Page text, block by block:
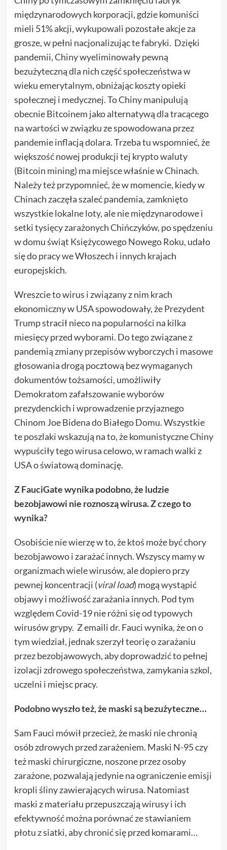
międzynarodowych korporacji, gdzie komuniści
mieli 51% akcji, wykupowali pozostałe akcje za
grosze, w pełni nacjonalizując te fabryki. Dzięki
pandemii, Chiny wyeliminowały pewną
bezużyteczną dla nich część społeczeństwa w
wieku emerytalnym, obniżając koszty opieki
społecznej i medycznej. To Chiny manipulują
obecnie Bitcoinem jako alternatywą dla tracącego
na wartości w związku ze spowodowana przez
pandemie inflacją dolara. Trzeba tu wspomnieć, że
większość nowej produkcji tej krypto waluty
(Bitcoin mining) ma miejsce właśnie w Chinach.
Należy też przypomnieć, że w momencie, kiedy w
Chinach zaczęła szaleć pandemia, zamknięto
wszystkie lokalne loty, ale nie międzynarodowe i
setki tysięcy zarażonych Chińczyków, po spędzeniu
w domu świąt Księżycowego Nowego Roku, udało
się do pracy we Włoszech i innych krajach
europejskich.
Wreszcie to wirus i związany z nim krach
ekonomiczny w USA spowodowały, że Prezydent
Trump stracił nieco na popularności na kilka
miesięcy przed wyborami. Do tego związane z
pandemią zmiany przepisów wyborczych i masowe
głosowania drogą pocztową bez wymaganych
dokumentów tożsamości, umożliwiły
Demokratom zafałszowanie wyborów
prezydenckich i wprowadzenie przyjaznego
Chinom Joe Bidena do Białego Domu. Wszystkie
te poszlaki wskazują na to, że komunistyczne Chiny
wypuściły tego wirusa celowo, w ramach walki z
USA o światową dominację.
Z FauciGate wynika podobno, że ludzie
bezobjawowi nie roznoszą wirusa. Z czego to
wynika?
Osobiście nie wierzę w to, że ktoś może być chory
bezobjawowo i zarażać innych. Wszyscy mamy w
organizmach wiele wirusów, ale dopiero przy
pewnej koncentracji (viral load) mogą wystąpić
objawy i możliwość zarażania innych. Pod tym
względem Covid-19 nie różni się od typowych
wirusów grypy. Z emaili dr. Fauci wynika, że on o
tym wiedział, jednak szerzył teorię o zarażaniu
przez bezobjawowych, aby doprowadzić to pełnej
izolacji zdrowego społeczeństwa, zamykania szkol,
uczelni i miejsc pracy.
Podobno wyszło też, że maski są bezużyteczne…
Sam Fauci mówił przecież, że maski nie chronią
osób zdrowych przed zarażeniem. Maski N-95 czy
też maski chirurgiczne, noszone przez osoby
zarażone, pozwalają jedynie na ograniczenie emisji
kropli śliny zawierających wirusa. Natomiast
maski z materiału przepuszczają wirusy i ich
efektywność można porównać ze stawianiem
płotu z siatki, aby chronić się przed komarami…